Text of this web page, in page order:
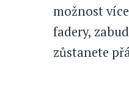
možnost
fadery,
zůstanete